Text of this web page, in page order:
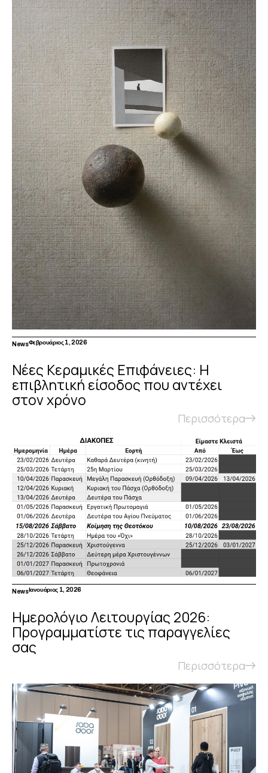
NewsΦεβρουάριος 1, 2026
Νέες Κεραμικές Επιφάνειες: Η
επιβλητική είσοδος που αντέχει
στον χρόνο
Περισσότερα
NewsΙανουάριος 1, 2026
Ημερολόγιο Λειτουργίας 2026:
Προγραμματίστε τις παραγγελίες
σας
Περισσότερα